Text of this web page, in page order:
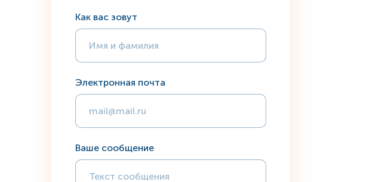
Как вас зовут
Электронная почта
Ваше сообщение